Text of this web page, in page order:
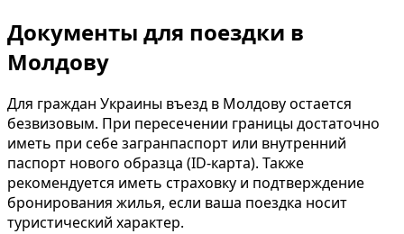
Документы для поездки в
Молдову
Для граждан Украины въезд в Молдову остается
безвизовым. При пересечении границы достаточно
иметь при себе загранпаспорт или внутренний
паспорт нового образца (ID-карта). Также
рекомендуется иметь страховку и подтверждение
бронирования жилья, если ваша поездка носит
туристический характер.